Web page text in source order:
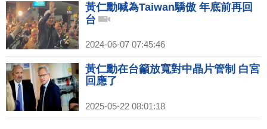
黃仁勳喊為Taiwan驕傲 年底前再回
台
2024-06-07 07:45:46
黃仁勳在台籲放寬對中晶片管制 白宮
回應了
2025-05-22 08:01:18